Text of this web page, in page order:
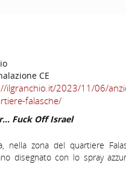
CE
ilgranchio.it/2023/11/06/
falasche/
Fuck Off Israel
nella zona del quartiere
disegnato con lo spray